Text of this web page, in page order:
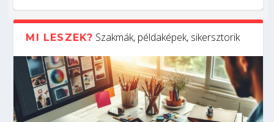
MI LESZEK? Szakmák, példaképek, sikersztorik